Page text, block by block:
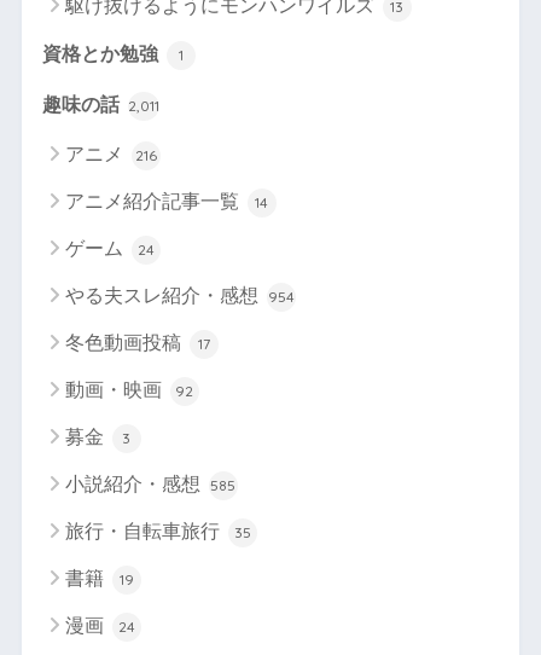
駆け抜けるようにモンハンワイルズ 13
資格とか勉強 1
趣味の話 2,011
アニメ 216
アニメ紹介記事一覧 14
ゲーム 24
やる夫スレ紹介・感想 954
冬色動画投稿 17
動画・映画 92
募金 3
小説紹介・感想 585
旅行・自転車旅行 35
書籍 19
漫画 24